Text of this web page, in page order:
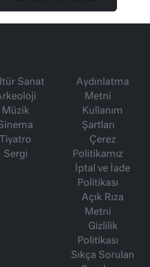
Sanat
Müzik
Tiyatro
Sergi
Aydınlatma
Metni
Kullanım
Şartları
Çerez
Politikamız
İptal ve İade
Politikası
Açık Rıza
Metni
Gizlilik
Politikası
Sıkça Sorulan